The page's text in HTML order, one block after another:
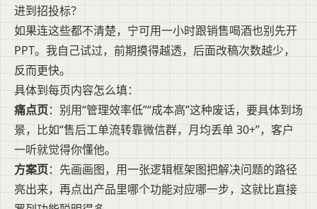
进到招投标？
如果连这些都不清楚，宁可用一小时跟销售喝酒也别先开
PPT。我自己试过，前期摸得越透，后面改稿次数越少，
反而更快。
具体到每页内容怎么填：
痛点页：别用“管理效率低”“成本高”这种废话，要具体到场
景，比如“售后工单流转靠微信群，月均丢单 30+”，客户
一听就觉得你懂他。
方案页：先画画图，用一张逻辑框架图把解决问题的路径
亮出来，再点出产品里哪个功能对应哪一步，这就比直接